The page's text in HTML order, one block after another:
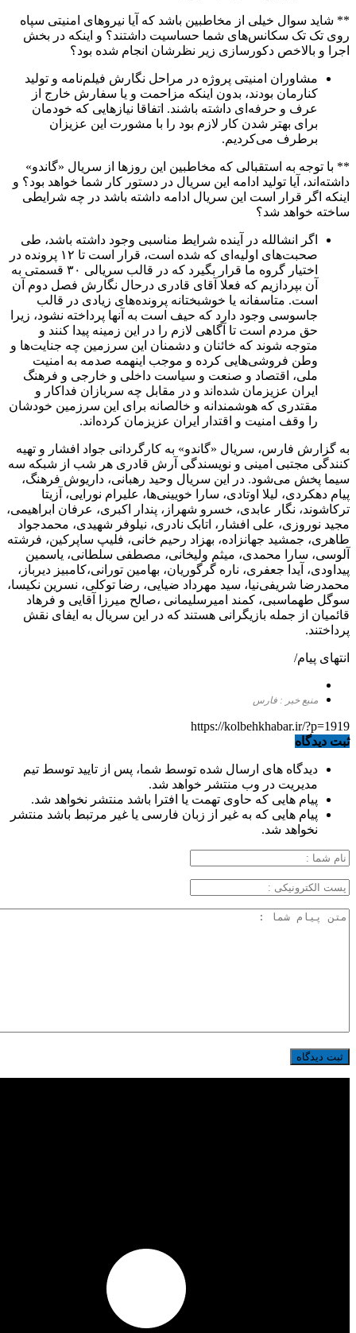
** شاید سوال خیلی از مخاطبین باشد که آیا نیروهای امنیتی سپاه
روی تک تک سکانس‌های شما حساسیت داشتند؟ و اینکه در بخش
اجرا و بالاخص دکورسازی زیر نظرشان انجام شده بود؟
مشاوران امنیتی پروژه در مراحل نگارش فیلم‌نامه و تولید
کنارمان بودند، بدون اینکه مزاحمت و یا سفارش خارج از
عرف و حرفه‌ای داشته باشند. اتفاقا نیازهایی که خودمان
برای بهتر شدن کار لازم بود را با مشورت این عزیزان
برطرف می‌کردیم.
** با توجه به استقبالی که مخاطبین این روزها از سریال «گاندو»
داشته‌اند، آیا تولید ادامه این سریال در دستور کار شما خواهد بود؟ و
اینکه اگر قرار است این سریال ادامه داشته باشد در چه شرایطی
ساخته خواهد شد؟
اگر انشالله در آینده شرایط مناسبی وجود داشته باشد، طی
صحبت‌های اولیه‌ای که شده است، قرار است تا ۱۲ پرونده در
اختیار گروه ما قرار بگیرد که در قالب سریالی ۳۰ قسمتی به
آن بپردازیم که فعلا آقای قادری درحال نگارش فصل دوم آن
است. متاسفانه یا خوشبختانه پرونده‌های زیادی در قالب
جاسوسی وجود دارد که حیف است به آنها پرداخته نشود، زیرا
حق مردم است تا آگاهی لازم را در این زمینه پیدا کنند و
متوجه شوند که خائنان و دشمنان این سرزمین چه جنایت‌ها و
وطن فروشی‌هایی کرده و موجب اینهمه صدمه به امنیت
ملی، اقتصاد و صنعت و سیاست داخلی و خارجی و فرهنگ
ایران عزیزمان شده‌اند و در مقابل چه سربازان فداکار و
مقتدری که هوشمندانه و خالصانه برای این سرزمین خودشان
را وقف امنیت و اقتدار ایران عزیزمان کرده‌اند.
به گزارش فارس، سریال «گاندو» به کارگردانی جواد افشار و تهیه
کنندگی مجتبی امینی و نویسندگی آرش قادری هر شب از شبکه سه
سیما پخش می‌شود. در این سریال وحید رهبانی، داریوش فرهنگ،
پیام دهکردی، لیلا اوتادی، سارا خویینی‌ها، علیرام نورایی، آزیتا
ترکاشوند، نگار عابدی، خسرو شهراز، پندار اکبری، عرفان ابراهیمی،
مجید نوروزی، علی افشار، اتابک نادری، نیلوفر شهیدی، محمدجواد
طاهری، جمشید جهانزاده، بهزاد رحیم خانی، فلیپ ساپرکین، فرشته
آلوسی، سارا محمدی، میثم ولیخانی، مصطفی سلطانی، یاسمین
پیداودی، آیدا جعفری، ناره گرگوریان، بهامین تورانی،کامبیز دیرباز،
محمدرضا شریفی‌نیا، سید مهرداد ضیایی، رضا توکلی، نسرین نکیسا،
سوگل طهماسبی، کمند امیرسلیمانی ،صالح میرزا آقایی و فرهاد
قائمیان از جمله بازیگرانی هستند که در این سریال به ایفای نقش
پرداختند.
انتهای پیام/
منبع خبر : فارس
https://kolbehkhabar.ir/?p=1919
ثبت دیدگاه
دیدگاه های ارسال شده توسط شما، پس از تایید توسط تیم
مدیریت در وب منتشر خواهد شد.
پیام هایی که حاوی تهمت یا افترا باشد منتشر نخواهد شد.
پیام هایی که به غیر از زبان فارسی یا غیر مرتبط باشد منتشر
نخواهد شد.